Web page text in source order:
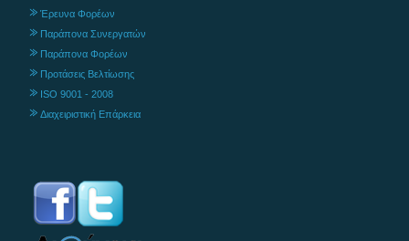
Έρευνα Φορέων
Παράπονα Συνεργατών
Παράπονα Φορέων
Προτάσεις Βελτίωσης
ISO 9001 - 2008
Διαχειριστική Επάρκεια